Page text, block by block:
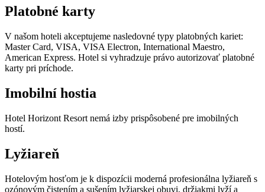
Platobné karty
V našom hoteli akceptujeme nasledovné typy platobných kariet:
Master Card, VISA, VISA Electron, International Maestro,
American Express. Hotel si vyhradzuje právo autorizovať platobné
karty pri príchode.
Imobilní hostia
Hotel Horizont Resort nemá izby prispôsobené pre imobilných
hostí.
Lyžiareň
Hotelovým hosťom je k dispozícii moderná profesionálna lyžiareň s
ozónovým čistením a sušením lyžiarskej obuvi, držiakmi lyží a